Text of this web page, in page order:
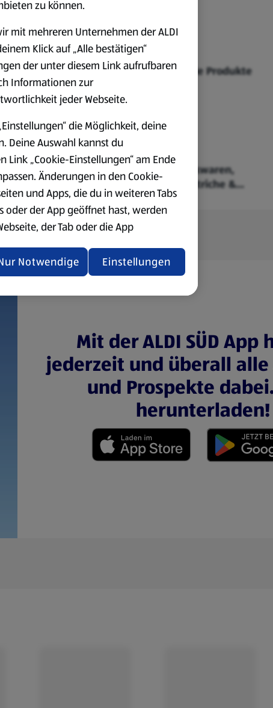
Bio-Produkte Fairtrade Produkte
Milchprodukte &
Eier
Backwaren,
Aufstriche &
Mit der ALDI SÜD App
jederzeit und überall
und Prospekte
herunterladen!
zu können.
mit mehreren Unternehmen der ALDI
Klick auf „Alle bestätigen“
der unter diesem Link aufrufbaren
Informationen zur
jeder Webseite.
die Möglichkeit, deine
Deine Auswahl kannst du
„Cookie-Einstellungen“ am Ende
Änderungen in den Cookie-
und Apps, die du in weiteren Tabs
oder der App geöffnet hast, werden
der Tab oder die App
anschließend wieder geöffnet
und Datenschutzerklärungen
Einstellungen
Notwendige